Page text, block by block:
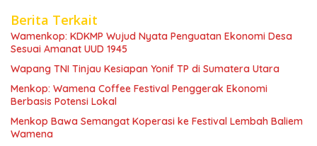
Berita Terkait
Wamenkop: KDKMP Wujud Nyata Penguatan Ekonomi Desa
Sesuai Amanat UUD 1945
Wapang TNI Tinjau Kesiapan Yonif TP di Sumatera Utara
Menkop: Wamena Coffee Festival Penggerak Ekonomi
Berbasis Potensi Lokal
Menkop Bawa Semangat Koperasi ke Festival Lembah Baliem
Wamena